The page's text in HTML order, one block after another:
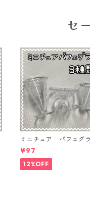
セ
ミニチュア パフェグラ
ス 3個入り【MNT-
-02】
¥97
12%OFF